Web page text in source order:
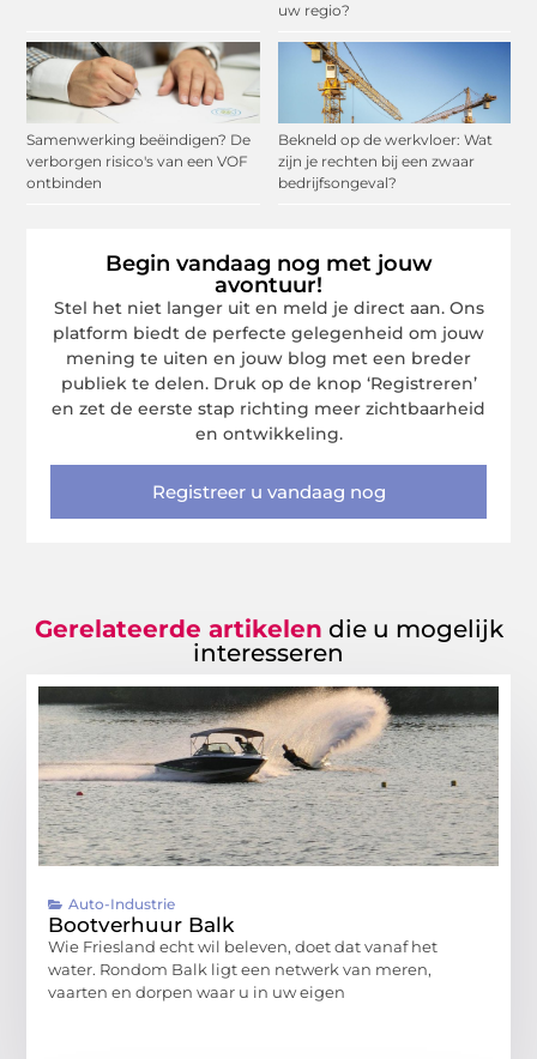
uw regio?
Samenwerking beëindigen? De
verborgen risico's van een VOF
ontbinden
Bekneld op de werkvloer: Wat
zijn je rechten bij een zwaar
bedrijfsongeval?
Begin vandaag nog met jouw
avontuur!
Stel het niet langer uit en meld je direct aan. Ons
platform biedt de perfecte gelegenheid om jouw
mening te uiten en jouw blog met een breder
publiek te delen. Druk op de knop ‘Registreren’
en zet de eerste stap richting meer zichtbaarheid
en ontwikkeling.
Registreer u vandaag nog
Gerelateerde artikelen die u mogelijk
interesseren
Auto-Industrie
Bootverhuur Balk
Wie Friesland echt wil beleven, doet dat vanaf het
water. Rondom Balk ligt een netwerk van meren,
vaarten en dorpen waar u in uw eigen